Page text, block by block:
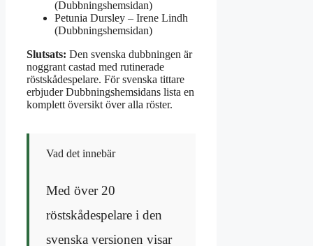
(Dubbningshemsidan)
Petunia Dursley – Irene Lindh
(Dubbningshemsidan)
Slutsats: Den svenska dubbningen är
noggrant castad med rutinerade
röstskådespelare. För svenska tittare
erbjuder Dubbningshemsidans lista en
komplett översikt över alla röster.
Vad det innebär
Med över 20
röstskådespelare i den
svenska versionen visar